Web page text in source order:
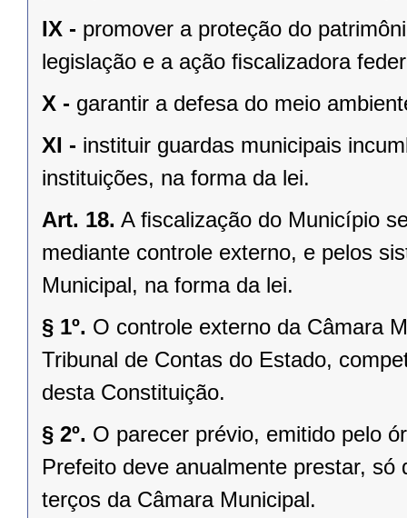
IX - promover a proteção do
legislação e a ação ﬁscalizadora
X - garantir a defesa do meio
XI - instituir guardas municipais
instituições, na forma da lei.
Art. 18. A ﬁscalização do Município
mediante controle externo, e pelos
Municipal, na forma da lei.
§ 1º. O controle externo da Câmara
Tribunal de Contas do Estado,
desta Constituição.
§ 2º. O parecer prévio, emitido pelo
Prefeito deve anualmente prestar,
terços da Câmara Municipal.